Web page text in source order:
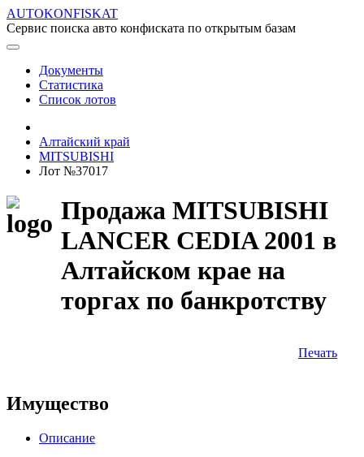
AUTOKONFISKAT
Сервис поиска авто конфиската по открытым базам
Документы
Статистика
Список лотов
Алтайский край
MITSUBISHI
Лот №37017
Продажа MITSUBISHI
LANCER CEDIA 2001 в
Алтайском крае на
торгах по банкротству
Печать
Имущество
Описание